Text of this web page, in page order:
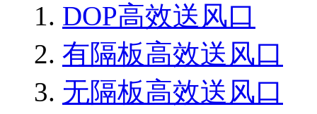
DOP高效送风口
有隔板高效送风口
无隔板高效送风口